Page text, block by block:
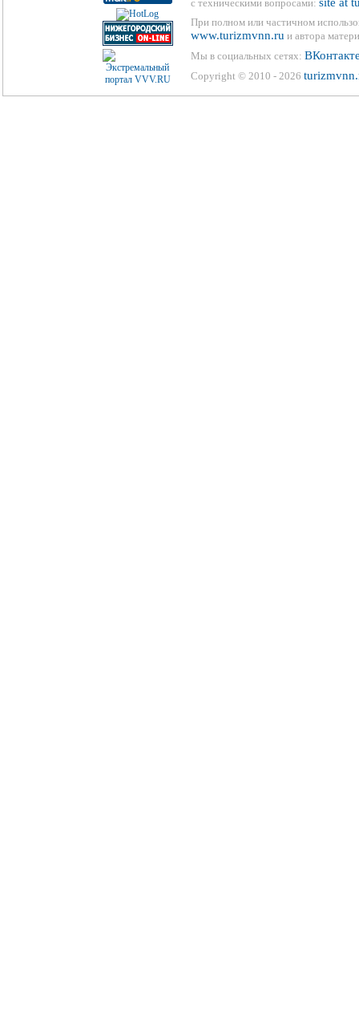
с техническими вопросами:
При полном или частичном
www.turizmvnn.ru и автора
Мы в социальных сетях:
Copyright © 2010 - 2026